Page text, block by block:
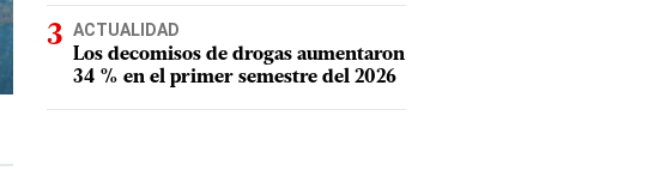
ACTUALIDAD
Los decomisos de drogas aumentaron
34 % en el primer semestre del 2026